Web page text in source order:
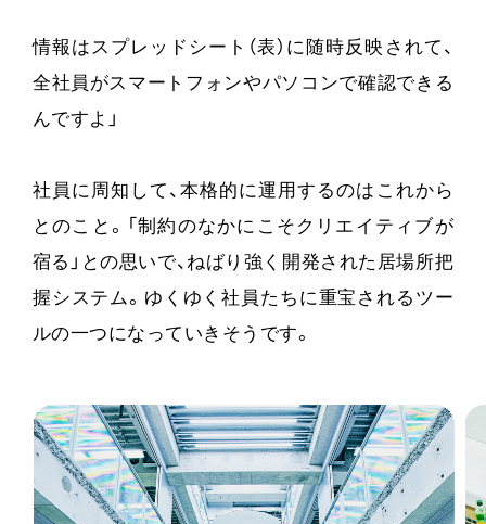
情報はスプレッドシート（表）に随時反映されて、
全社員がスマートフォンやパソコンで確認できる
んですよ」
社員に周知して、本格的に運用するのはこれから
とのこと。「制約のなかにこそクリエイティブが
宿る」との思いで、ねばり強く開発された居場所把
握システム。ゆくゆく社員たちに重宝されるツー
ルの一つになっていきそうです。